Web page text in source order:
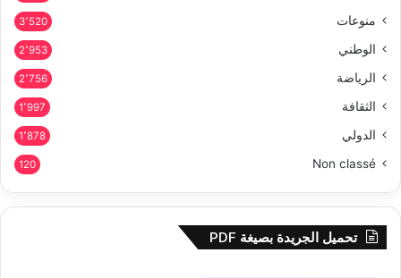
منوعات 3٬520
الوطني 2٬953
الرياضة 2٬756
الثقافة 1٬997
الدولي 1٬878
Non classé
120
تحميل الجريدة بصيغة PDF